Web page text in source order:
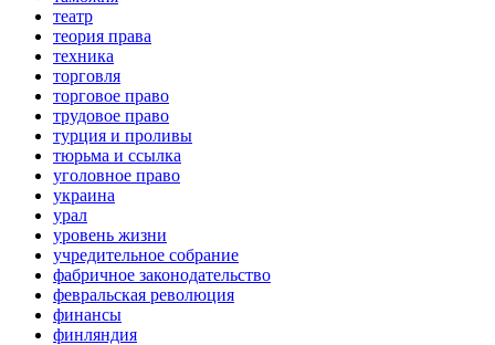
театр
теория права
техника
торговля
торговое право
трудовое право
турция и проливы
тюрьма и ссылка
уголовное право
украина
урал
уровень жизни
учредительное собрание
фабричное законодательство
февральская революция
финансы
финляндия